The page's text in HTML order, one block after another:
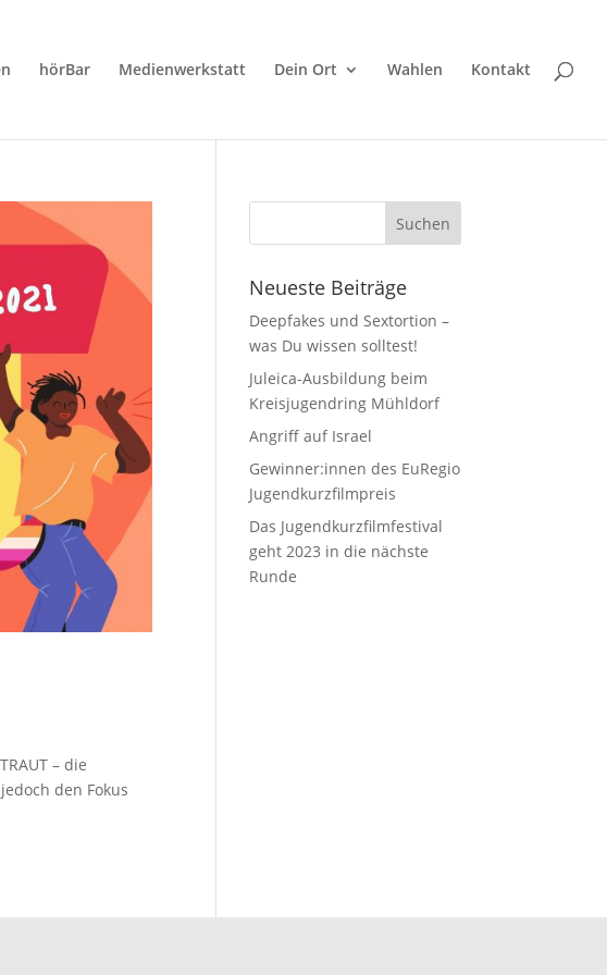
hörBar Medienwerkstatt Dein Ort Wahlen Kontakt
– die
den Fokus
Neueste Beiträge
Deepfakes und Sextortion –
was Du wissen solltest!
Juleica-Ausbildung beim
Kreisjugendring Mühldorf
Angriff auf Israel
Gewinner:innen des EuRegio
Jugendkurzfilmpreis
Das Jugendkurzfilmfestival
geht 2023 in die nächste
Runde